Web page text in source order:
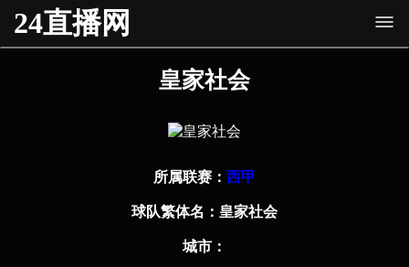
24直播网
皇家社会
所属联赛： 西甲
球队繁体名： 皇家社会
城市：